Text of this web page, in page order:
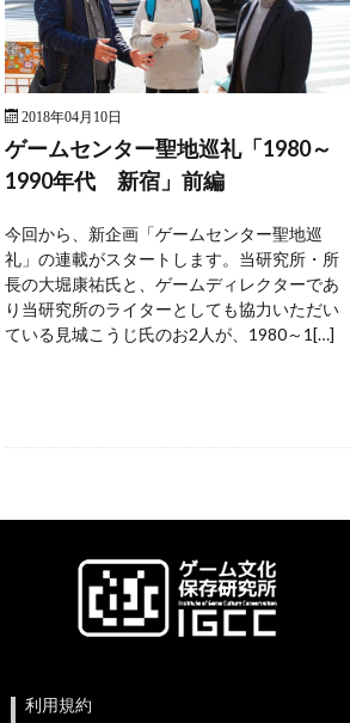
2018年04月10日
ゲームセンター聖地巡礼「1980～
1990年代 新宿」前編
今回から、新企画「ゲームセンター聖地巡
礼」の連載がスタートします。当研究所・所
長の大堀康祐氏と、ゲームディレクターであ
り当研究所のライターとしても協力いただい
ている見城こうじ氏のお2人が、1980～1[…]
利用規約